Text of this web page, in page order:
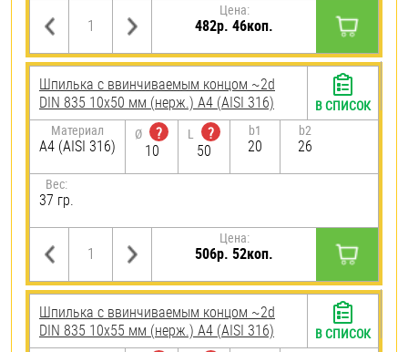
Цена:
482р. 46коп.
Шпилька c ввинчиваемым концом ~2d
DIN 835 10х50 мм (нерж.) A4 (AISI 316)
Материал
A4 (AISI 316)
Ø
?
10
L
?
50
b1
20
b2
26
Вес:
37 гр.
Цена:
506р. 52коп.
В СПИСОК
Шпилька c ввинчиваемым концом ~2d
DIN 835 10х55 мм (нерж.) A4 (AISI 316)
В СПИСОК